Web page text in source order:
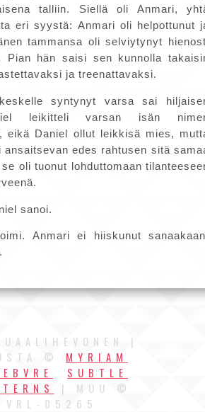
talliin. Siellä oli Anmari,
eri syystä: Anmari oli helpottunut
tammansa oli selviytynyt
Pian hän saisi sen kunnolla
ja treenattavaksi.
syntynyt varsa sai
leikitteli varsan isän
eikä Daniel ollut leikkisä mies,
ansaitsevan edes rahtusen sitä
oli tuonut lohduttomaan
sanoi.
Anmari ei hiiskunut
|
© MYRIAM
SUBTLE
| MUU ©
VRL-05265